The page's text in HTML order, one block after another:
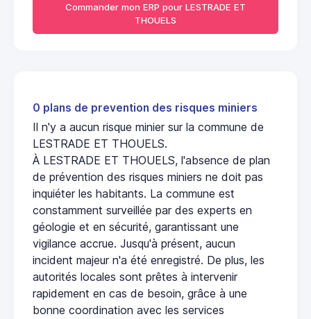
Commander mon ERP pour LESTRADE ET
THOUELS
0 plans de prevention des risques miniers
Il n'y a aucun risque minier sur la commune de
LESTRADE ET THOUELS.
À LESTRADE ET THOUELS, l'absence de plan
de prévention des risques miniers ne doit pas
inquiéter les habitants. La commune est
constamment surveillée par des experts en
géologie et en sécurité, garantissant une
vigilance accrue. Jusqu'à présent, aucun
incident majeur n'a été enregistré. De plus, les
autorités locales sont prêtes à intervenir
rapidement en cas de besoin, grâce à une
bonne coordination avec les services